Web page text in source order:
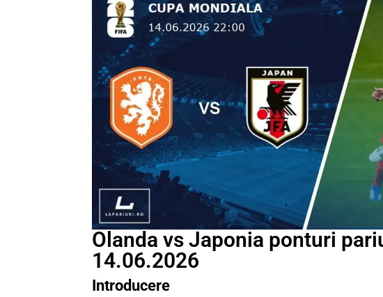
Olanda vs Japonia ponturi
14.06.2026
Introducere